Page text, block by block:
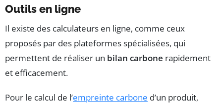
Outils en ligne
Il existe des calculateurs en ligne, comme ceux
proposés par des plateformes spécialisées, qui
permettent de réaliser un bilan carbone rapidement
et efficacement.
Pour le calcul de l’empreinte carbone d’un produit,